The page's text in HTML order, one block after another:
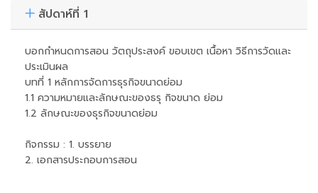
สัปดาห์ที่ 1
บอกกำหนดการสอน วัตถุประสงค์ ขอบเขต เนื้อหา วิธีการวัดและ
ประเมินผล
บทที่ 1 หลักการจัดการธุรกิจขนาดย่อม
1.1 ความหมายและลักษณะของธรุ กิจขนาด ย่อม
1.2 ลักษณะของธุรกิจขนาดย่อม
กิจกรรม : 1. บรรยาย
2. เอกสารประกอบการสอน